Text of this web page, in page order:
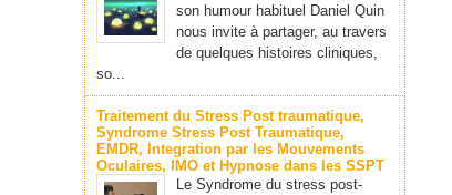
son humour habituel Daniel Quin
nous invite à partager, au travers
de quelques histoires cliniques,
so...
Traitement du Stress Post traumatique,
Syndrome Stress Post Traumatique,
EMDR, Integration par les Mouvements
Oculaires, IMO et Hypnose dans les SSPT
Le Syndrome du stress post-